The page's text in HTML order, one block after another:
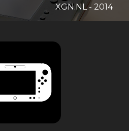
XGN.NL - 2014